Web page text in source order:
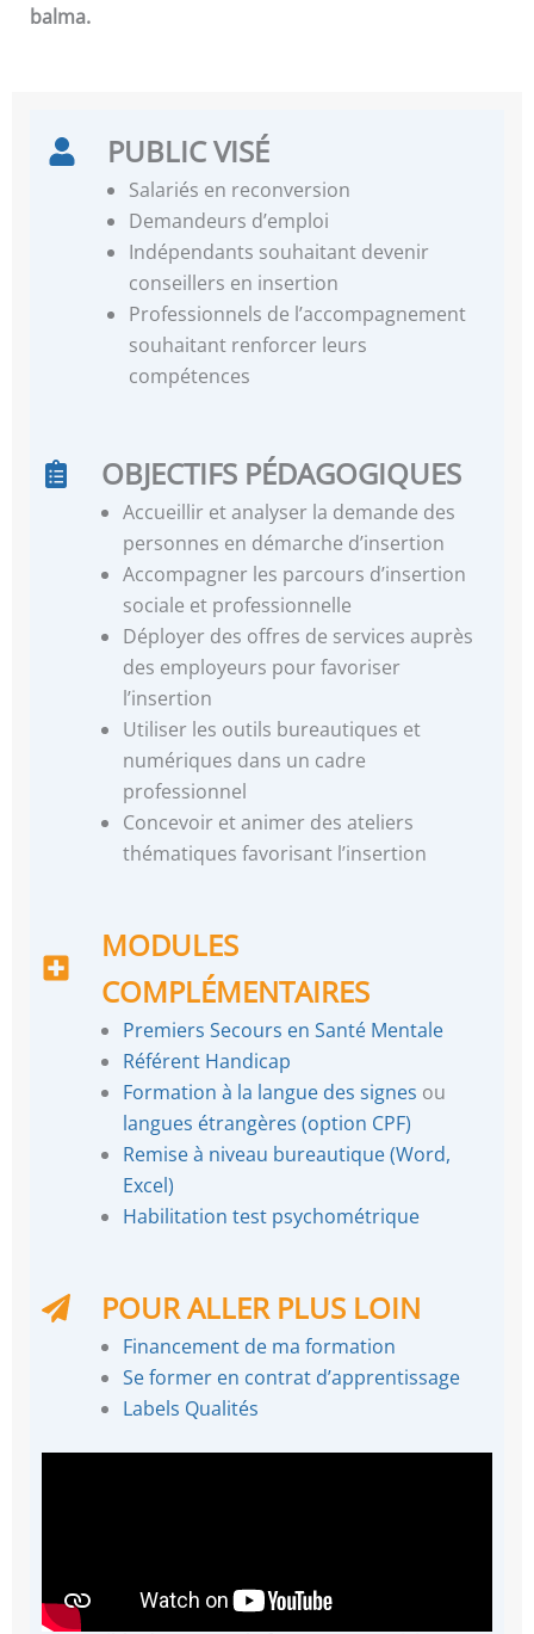
balma.
PUBLIC VISÉ
Salariés en reconversion
Demandeurs d’emploi
Indépendants souhaitant devenir
conseillers en insertion
Professionnels de l’accompagnement
souhaitant renforcer leurs
compétences
OBJECTIFS PÉDAGOGIQUES
Accueillir et analyser la demande des
personnes en démarche d’insertion
Accompagner les parcours d’insertion
sociale et professionnelle
Déployer des offres de services auprès
des employeurs pour favoriser
l’insertion
Utiliser les outils bureautiques et
numériques dans un cadre
professionnel
Concevoir et animer des ateliers
thématiques favorisant l’insertion
MODULES
COMPLÉMENTAIRES
Premiers Secours en Santé Mentale
Référent Handicap
Formation à la langue des signes ou
langues étrangères (option CPF)
Remise à niveau bureautique (Word,
Excel)
Habilitation test psychométrique
POUR ALLER PLUS LOIN
Financement de ma formation
Se former en contrat d’apprentissage
Labels Qualités